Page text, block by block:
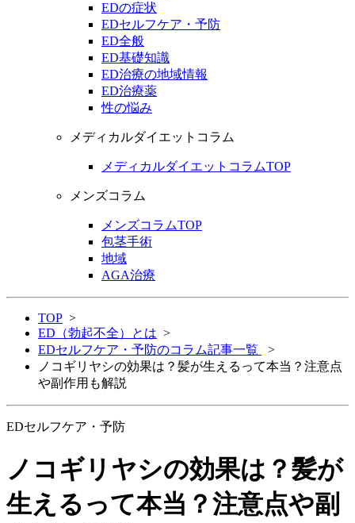
EDの症状
EDセルフケア・予防
ED全般
ED基礎知識
ED治療の地域情報
ED治療薬
性の悩み
メディカルダイエットコラム
メディカルダイエットコラムTOP
メンズコラム
メンズコラムTOP
包茎手術
地域
AGA治療
TOP >
ED（勃起不全）とは >
EDセルフケア・予防のコラム記事一覧
>
ノコギリヤシの効果は？髪が生えるって本当？注意点
や副作用も解説
EDセルフケア・予防
ノコギリヤシの効果は？髪が
生えるって本当？注意点や副